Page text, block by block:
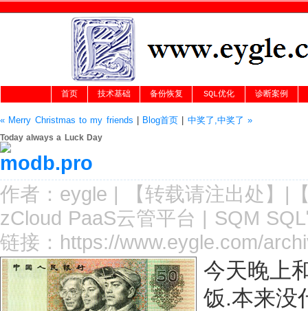
首页 技术基础 备份恢复 SQL优化 诊断案例
« Merry Christmas to my friends Blog首页 中奖了,中奖了 »
Today always a Luck Day
作者： eygle | 【转载请注出处 】|
zCloud PaaS云管平台 | SQM
链接： https://www.eygle.com/
今天晚上
饭.本来没